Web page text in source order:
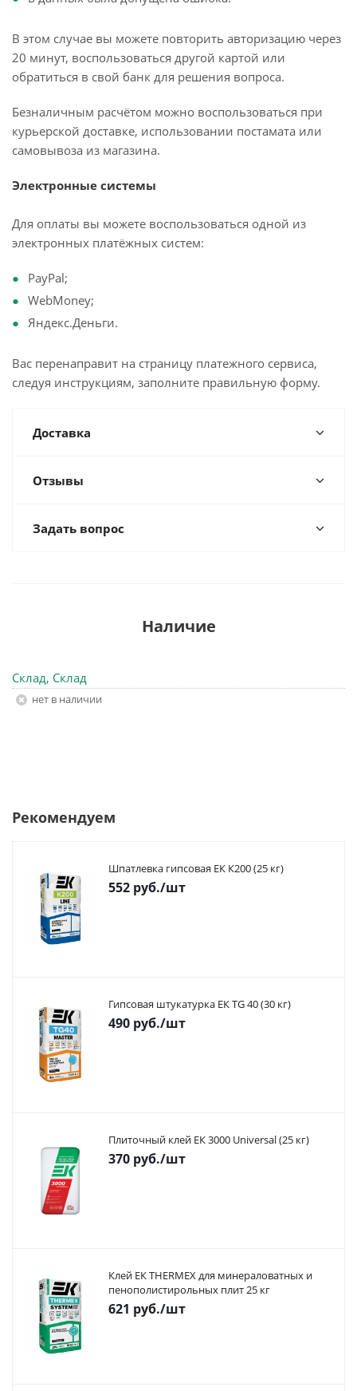
В этом случае вы можете повторить авторизацию через
20 минут, воспользоваться другой картой или
обратиться в свой банк для решения вопроса.
Безналичным расчётом можно воспользоваться при
курьерской доставке, использовании постамата или
самовывоза из магазина.
Электронные системы
Для оплаты вы можете воспользоваться одной из
электронных платёжных систем:
PayPal;
WebMoney;
Яндекс.Деньги.
Вас перенаправит на страницу платежного сервиса,
следуя инструкциям, заполните правильную форму.
Доставка
Отзывы
Задать вопрос
Наличие
Склад, Склад
Нет в наличии
Рекомендуем
Шпатлевка гипсовая ЕК К200 (25 кг)
552 руб./шт
Гипсовая штукатурка ЕК TG 40 (30 кг)
490 руб./шт
Плиточный клей ЕК 3000 Universal (25 кг)
370 руб./шт
Клей ЕК THERMEX для минераловатных и
пенополистирольных плит 25 кг
621 руб./шт